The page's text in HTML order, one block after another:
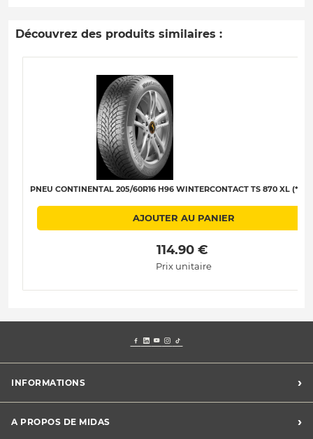
Découvrez des produits similaires :
PNEU CONTINENTAL 205/60R16 H96 WINTERCONTACT TS 870 XL (*)
AJOUTER AU PANIER
114.90 €
Prix unitaire
INFORMATIONS ›
Charte des cookies
A PROPOS DE MIDAS ›